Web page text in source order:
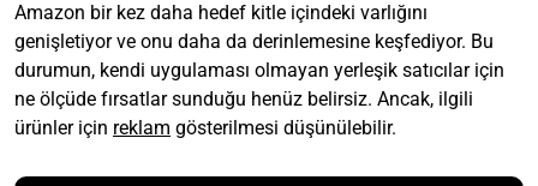
Amazon bir kez daha hedef kitle içindeki varlığını
genişletiyor ve onu daha da derinlemesine keşfediyor. Bu
durumun, kendi uygulaması olmayan yerleşik satıcılar için
ne ölçüde fırsatlar sunduğu henüz belirsiz. Ancak, ilgili
ürünler için reklam gösterilmesi düşünülebilir.